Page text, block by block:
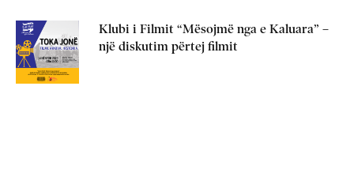
Klubi i Filmit “Mësojmë nga e Kaluara” –
një diskutim përtej filmit